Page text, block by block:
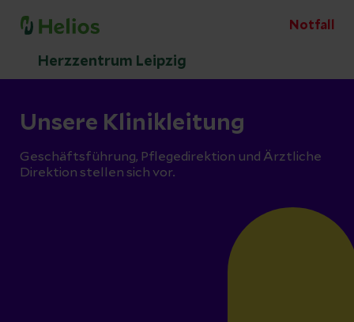
Notfall
Herzzentrum Leipzig
Unsere Klinikleitung
Geschäftsführung, Pflegedirektion und Ärztliche
Direktion stellen sich vor.